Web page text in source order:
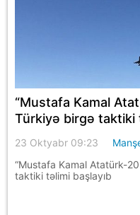
“Mustafa Kamal
Türkiyə birgə taktiki
23 Oktyabr 09:23
“Mustafa Kamal Atatürk-
taktiki təlimi başlayıb